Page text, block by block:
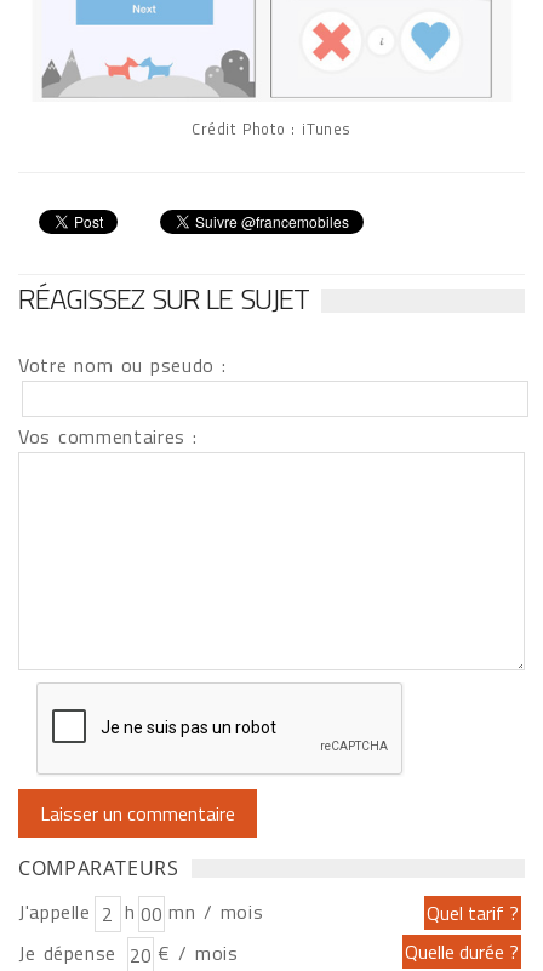
Crédit Photo : iTunes
RÉAGISSEZ SUR LE SUJET
Votre nom ou pseudo :
Vos commentaires :
COMPARATEURS
J'appelle h
mn / mois
Je dépense
€ / mois